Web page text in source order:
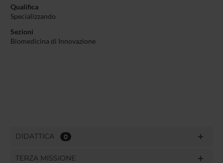
Qualifica
Specializzando
Sezioni
Biomedicina di Innovazione
DIDATTICA 0
TERZA MISSIONE